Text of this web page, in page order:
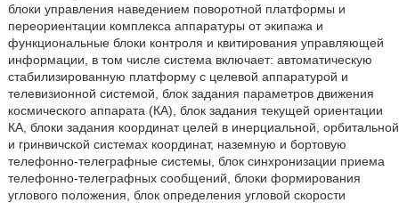
блоки управления наведением поворотной платформы и
переориентации комплекса аппаратуры от экипажа и
функциональные блоки контроля и квитирования управляющей
информации, в том числе система включает: автоматическую
стабилизированную платформу с целевой аппаратурой и
телевизионной системой, блок задания параметров движения
космического аппарата (КА), блок задания текущей ориентации
КА, блоки задания координат целей в инерциальной, орбитальной
и гринвичской системах координат, наземную и бортовую
телефонно-телеграфные системы, блок синхронизации приема
телефонно-телеграфных сообщений, блоки формирования
углового положения, блок определения угловой скорости